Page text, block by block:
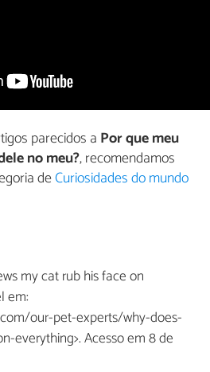
parecidos a Por que meu
no meu?, recomendamos
deCuriosidades do mundo
my cat rub his face on
em:
our-pet-experts/why-does-
everything>. Acesso em 8 de